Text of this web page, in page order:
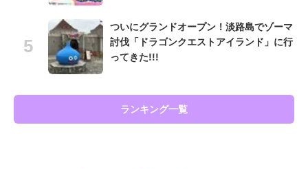
ついにグランドオープン！淡路島でゾーマ
討伐「ドラゴンクエストアイランド」に行
ってきた!!!
ランキング一覧